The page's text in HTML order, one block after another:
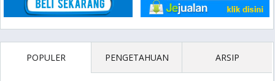
POPULER PENGETAHUAN ARSIP